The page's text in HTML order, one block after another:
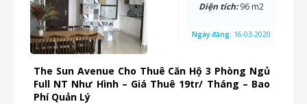
The Sun Avenue Cho Thuê Căn Hộ 3 Phòng Ngủ
Full NT Như Hình – Giá Thuê 19tr/ Tháng – Bao
Phí Quản Lý
Diện tích:96 m2
Ngày đăng: 16-03-2020